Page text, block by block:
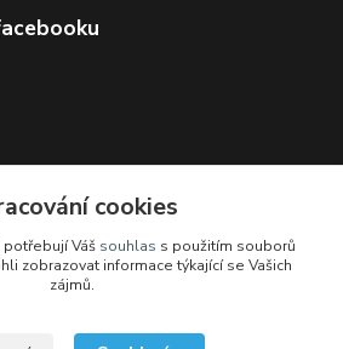
cookies
Váš souhlas s použitím souborů
zobrazovat informace týkající se Vašich
zájmů.